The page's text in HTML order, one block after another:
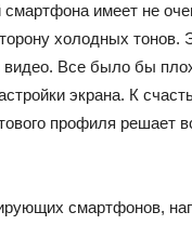
имеет не
холодных тонов.
видео. Все было бы
экрана. К
профиля решает
смартфонов,